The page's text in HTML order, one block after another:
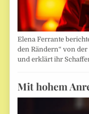
Elena Ferrante
den Rändern“ von
und erklärt ihr
Mit hohem